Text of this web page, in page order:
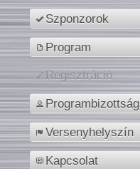
Szponzorok
Program
Regisztráció
Programbizottság
Versenyhelyszín
Kapcsolat